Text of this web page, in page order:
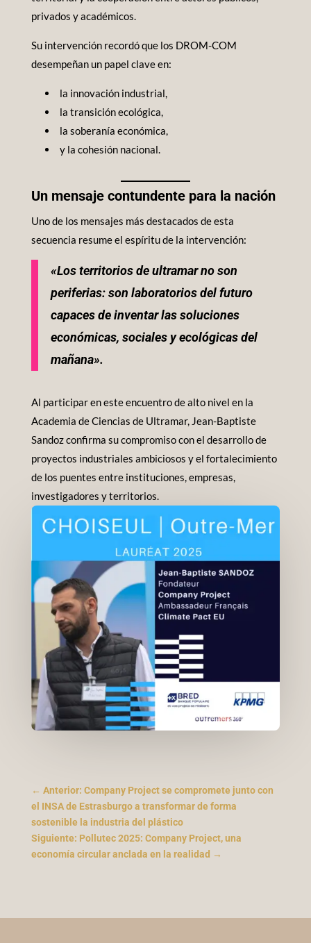
privados y académicos.
Su intervención recordó que los DROM-COM
desempeñan un papel clave en:
la innovación industrial,
la transición ecológica,
la soberanía económica,
y la cohesión nacional.
Un mensaje contundente para la nación
Uno de los mensajes más destacados de esta
secuencia resume el espíritu de la intervención:
«Los territorios de ultramar no son
periferias: son laboratorios del futuro
capaces de inventar las soluciones
económicas, sociales y ecológicas del
mañana».
Al participar en este encuentro de alto nivel en la
Academia de Ciencias de Ultramar, Jean-Baptiste
Sandoz confirma su compromiso con el desarrollo de
proyectos industriales ambiciosos y el fortalecimiento
de los puentes entre instituciones, empresas,
investigadores y territorios.
← Anterior: Company Project se compromete junto con
el INSA de Estrasburgo a transformar de forma
sostenible la industria del plástico
Siguiente: Pollutec 2025: Company Project, una
economía circular anclada en la realidad →